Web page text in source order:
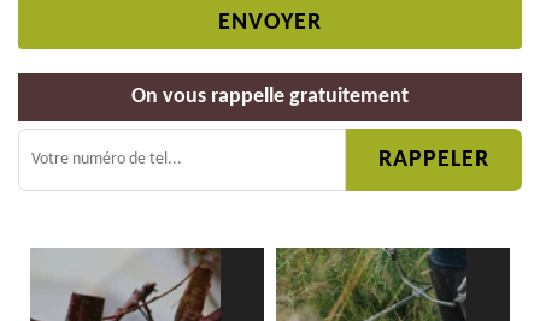
On vous rappelle gratuitement